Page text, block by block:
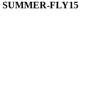
SUMMER-FLY15